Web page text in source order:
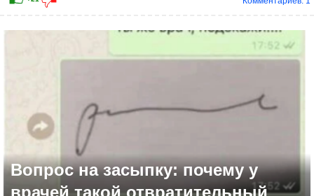
+5
Вопрос на засыпку: почему у
врачей такой отвратительный